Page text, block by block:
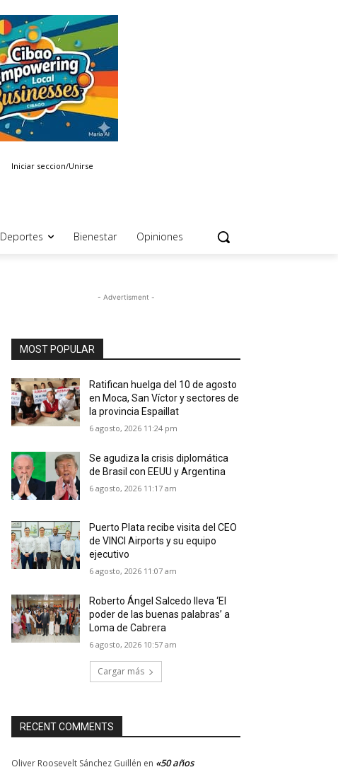
Iniciar seccion/Unirse
Deportes Bienestar Opiniones
- Advertisment -
MOST POPULAR
Ratifican huelga del 10 de agosto
en Moca, San Víctor y sectores de
la provincia Espaillat
6 agosto, 2026 11:24 pm
Se agudiza la crisis diplomática
de Brasil con EEUU y Argentina
6 agosto, 2026 11:17 am
Puerto Plata recibe visita del CEO
de VINCI Airports y su equipo
ejecutivo
6 agosto, 2026 11:07 am
Roberto Ángel Salcedo lleva ‘El
poder de las buenas palabras’ a
Loma de Cabrera
6 agosto, 2026 10:57 am
Cargar más
RECENT COMMENTS
Oliver Roosevelt Sánchez Guillén en «50 años